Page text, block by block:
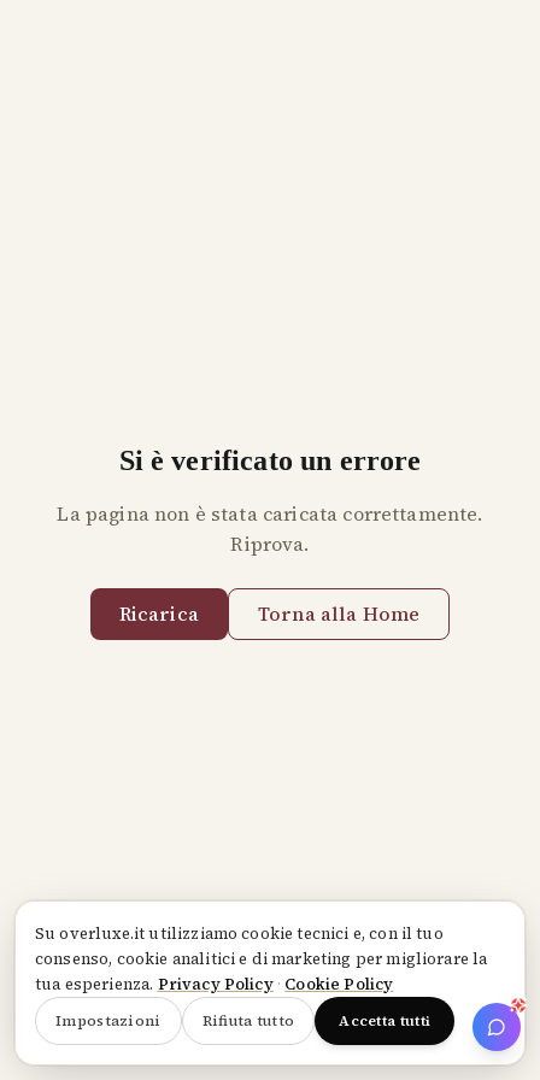
Suoverluxe.itutilizziamo cookie tecnici e, con il tuo
consenso, cookie analitici e di marketing per migliorare la
tua esperienza. Privacy Policy· Cookie Policy
Impostazioni Rifiuta tutto Accetta tutti
Si è verificato un errore
La pagina non è stata caricata correttamente.
Riprova.
Ricarica Torna alla Home